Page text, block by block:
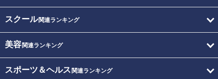
スクール関連ランキング
美容関連ランキング
スポーツ＆ヘルス 関連ランキング